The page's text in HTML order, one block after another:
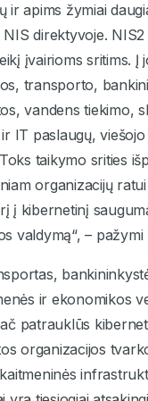
ir apims žymiai
NIS direktyvoje.
įvairioms sritims. Į
transporto,
vandens tiekimo,
IT paslaugų, viešojo
taikymo srities
organizacijų
į kibernetinį
valdymą“, – pažymi
ir ekonomikos
patrauklūs
organizacijos